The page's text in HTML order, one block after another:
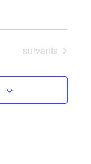
Évènements
suivants